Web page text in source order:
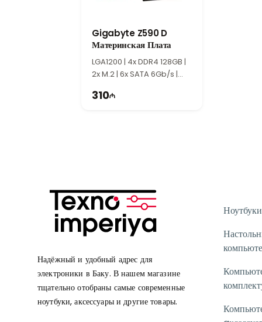
Gigabyte Z590 D
Материнская Плата
LGA1200 | 4x DDR4 128GB |
2x M.2 | 6x SATA 6Gb/s |
310
Надёжный и удобный адрес для
электроники в Баку. В нашем магазине
тщательно отобраны самые современные
ноутбуки, аксессуары и другие товары.
Ноутбуки